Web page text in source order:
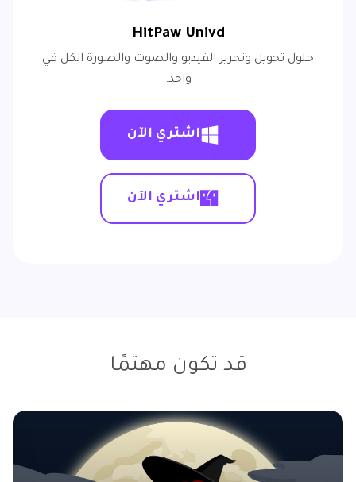
HitPaw Univd
حلول تحويل وتحرير الفيديو والصوت والصورة الكل في
واحد.
اشتري الآن
اشتري الآن
قد تكون مهتمًا